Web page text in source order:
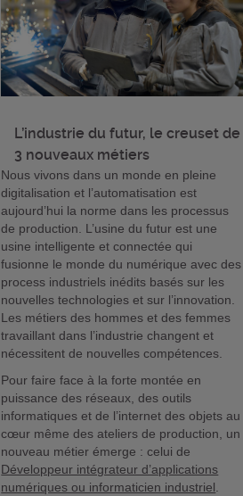
L’industrie du futur, le creuset de
3 nouveaux métiers
Nous vivons dans un monde en pleine
digitalisation et l’automatisation est
aujourd’hui la norme dans les processus
de production. L’usine du futur est une
usine intelligente et connectée qui
fusionne le monde du numérique avec des
process industriels inédits basés sur les
nouvelles technologies et sur l’innovation.
Les métiers des hommes et des femmes
travaillant dans l’industrie changent et
nécessitent de nouvelles compétences.
Pour faire face à la forte montée en
puissance des réseaux, des outils
informatiques et de l’internet des objets au
cœur même des ateliers de production, un
nouveau métier émerge : celui de
Développeur intégrateur d’applications
numériques ou informaticien industriel.